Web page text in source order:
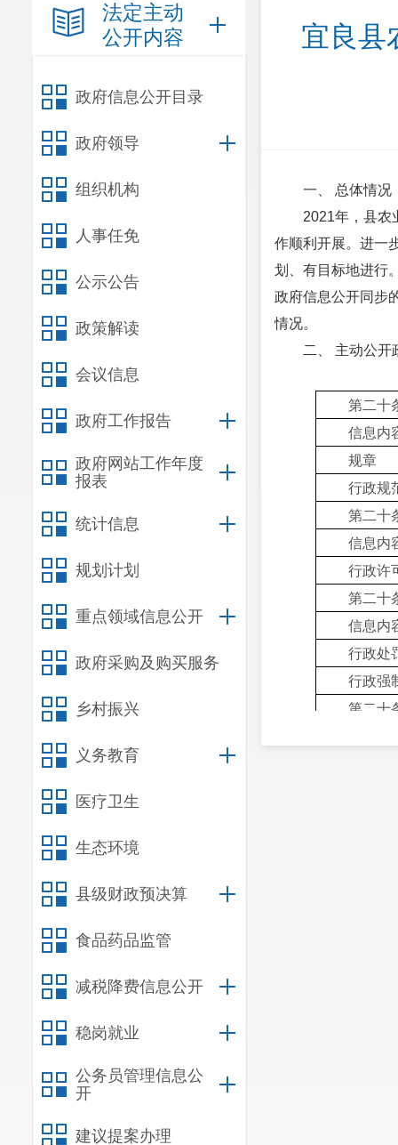
法定主动
公开内容
政府信息公开目录
政府领导
组织机构
人事任免
公示公告
政策解读
会议信息
政府工作报告
政府网站工作年度
报表
统计信息
规划计划
重点领域信息公开
政府采购及购买服务
乡村振兴
义务教育
医疗卫生
生态环境
县级财政预决算
食品药品监管
减税降费信息公开
稳岗就业
公务员管理信息公
开
建议提案办理
宜良县
一、 总体情况
2021年，县农
作顺利开展。 进一
划、有目标地进行
政府信息公开同步
情况。
二、 主动公开
第二十
信息内
规章
行政规
第二十
信息内
行政许
第二十
信息内
行政处
行政强
第二十